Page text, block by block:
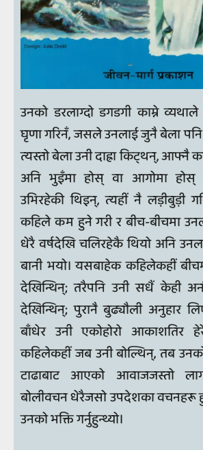
उनको डरलाग्दो डगडगी काम्ने
घृणा गरिनँ, जसले उनलाई जुनै बेला
त्यस्तो बेला उनी दाह्रा किट्थन्, आफ्नै
अनि भुइँमा होस् वा आगोमा होस्
उभिरहेकी थिइन्, त्यहीं नै लड़ीबुड़ी
कहिले कम हुने गरी र बीच-बीचमा
धेरै वर्षदेखि चलिरहेकै थियो अनि
बानी भयो। यसबाहेक कहिलेकहीं
देखिन्थिन्; तरैपनि उनी सधैं केही
देखिन्थिन्; पुरानै बुढ्यौली अनुहार
बाँधेर उनी एकोहोरो आकाशतिर
कहिलेकहीं जब उनी बोल्थिन्, तब
टाढाबाट आएको आवाजजस्तो
बोलीवचन धेरैजसो उपदेशका वचनहरू
उनको भक्ति गर्नुहुन्थ्यो।